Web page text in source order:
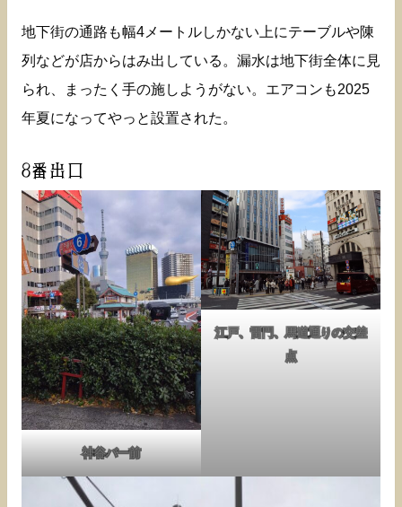
地下街の通路も幅4メートルしかない上にテーブルや陳
列などが店からはみ出している。漏水は地下街全体に見
られ、まったく手の施しようがない。エアコンも2025
年夏になってやっと設置された。
8番出口
神谷バー前
江戸、雷門、馬道通りの交差
点